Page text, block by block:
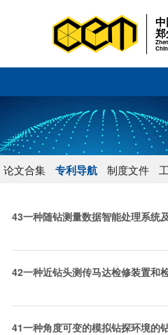
中
论文合集 专利导航 制度文件
43一种随钻测量数据智能处理系统
42一种近钻头测传马达检修装置和
41一种角度可变的模拟钻探环境的